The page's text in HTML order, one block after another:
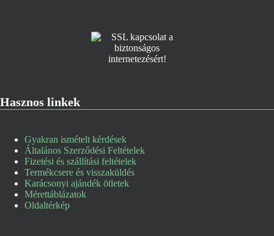
Hasznos linkek
Gyakran ismételt kérdések
Általános Szerződési Feltételek
Fizetési és szállítási feltételek
Termékcsere és visszaküldés
Karácsonyi ajándék ötletek
Mérettáblázatok
Oldaltérkép